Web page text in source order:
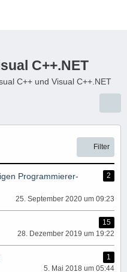
C++.NET
C++ und Visual C++.NET
Filter
Programmierer-
2
25. September 2020 um 09:23
15
28. Dezember 2019 um 19:22
1
5. Mai 2018 um 05:44